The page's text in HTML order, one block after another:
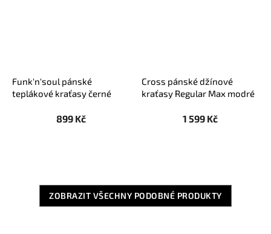
Funk'n'soul pánské
teplákové kraťasy černé
899 Kč
Cross pánské džínové
kraťasy Regular Max modré
1 599 Kč
ZOBRAZIT VŠECHNY PODOBNÉ PRODUKTY